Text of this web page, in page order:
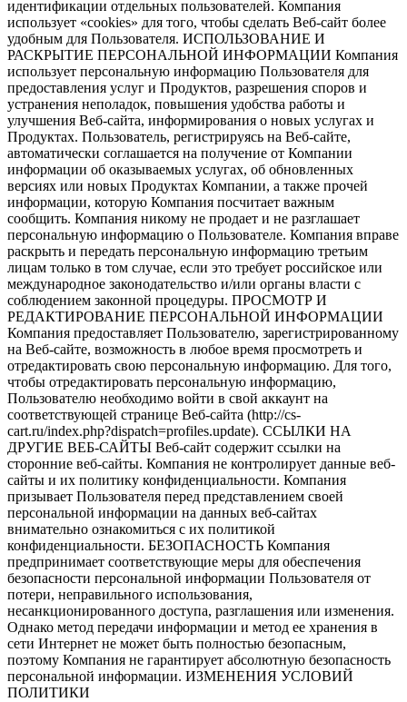
идентификации отдельных пользователей. Компания
использует «cookies» для того, чтобы сделать Веб-сайт более
удобным для Пользователя. ИСПОЛЬЗОВАНИЕ И
РАСКРЫТИЕ ПЕРСОНАЛЬНОЙ ИНФОРМАЦИИ Компания
использует персональную информацию Пользователя для
предоставления услуг и Продуктов, разрешения споров и
устранения неполадок, повышения удобства работы и
улучшения Веб-сайта, информирования о новых услугах и
Продуктах. Пользователь, регистрируясь на Веб-сайте,
автоматически соглашается на получение от Компании
информации об оказываемых услугах, об обновленных
версиях или новых Продуктах Компании, а также прочей
информации, которую Компания посчитает важным
сообщить. Компания никому не продает и не разглашает
персональную информацию о Пользователе. Компания вправе
раскрыть и передать персональную информацию третьим
лицам только в том случае, если это требует российское или
международное законодательство и/или органы власти с
соблюдением законной процедуры. ПРОСМОТР И
РЕДАКТИРОВАНИЕ ПЕРСОНАЛЬНОЙ ИНФОРМАЦИИ
Компания предоставляет Пользователю, зарегистрированному
на Веб-сайте, возможность в любое время просмотреть и
отредактировать свою персональную информацию. Для того,
чтобы отредактировать персональную информацию,
Пользователю необходимо войти в свой аккаунт на
соответствующей странице Веб-сайта (http://cs-
cart.ru/index.php?dispatch=profiles.update). ССЫЛКИ НА
ДРУГИЕ ВЕБ-САЙТЫ Веб-сайт содержит ссылки на
сторонние веб-сайты. Компания не контролирует данные веб-
сайты и их политику конфиденциальности. Компания
призывает Пользователя перед представлением своей
персональной информации на данных веб-сайтах
внимательно ознакомиться с их политикой
конфиденциальности. БЕЗОПАСНОСТЬ Компания
предпринимает соответствующие меры для обеспечения
безопасности персональной информации Пользователя от
потери, неправильного использования,
несанкционированного доступа, разглашения или изменения.
Однако метод передачи информации и метод ее хранения в
сети Интернет не может быть полностью безопасным,
поэтому Компания не гарантирует абсолютную безопасность
персональной информации. ИЗМЕНЕНИЯ УСЛОВИЙ
ПОЛИТИКИ